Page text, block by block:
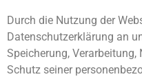
Durch die Nutzung der
Datenschutzerklärung an
Speicherung,
Schutz seiner